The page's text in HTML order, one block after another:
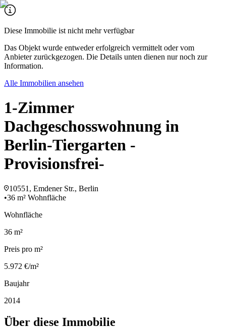
Diese Immobilie ist nicht mehr verfügbar
Das Objekt wurde entweder erfolgreich vermittelt oder vom
Anbieter zurückgezogen. Die Details unten dienen nur noch zur
Information.
Alle Immobilien ansehen
1-Zimmer
Dachgeschosswohnung in
Berlin-Tiergarten -
Provisionsfrei-
10551, Emdener Str., Berlin
•36 m² Wohnfläche
Wohnfläche
36 m²
Preis pro m²
5.972 €/m²
Baujahr
2014
Über diese Immobilie